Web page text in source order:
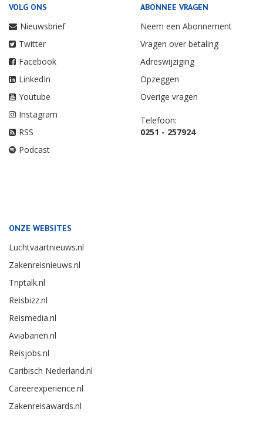
VOLG ONS
Nieuwsbrief
Twitter
Facebook
LinkedIn
Youtube
Instagram
RSS
Podcast
ABONNEE VRAGEN
Neem een Abonnement
Vragen over betaling
Adreswijziging
Opzeggen
Overige vragen
Telefoon:
0251 - 257924
ONZE WEBSITES
Luchtvaartnieuws.nl
Zakenreisnieuws.nl
Triptalk.nl
Reisbizz.nl
Reismedia.nl
Aviabanen.nl
Reisjobs.nl
Caribisch Nederland.nl
Careerexperience.nl
Zakenreisawards.nl